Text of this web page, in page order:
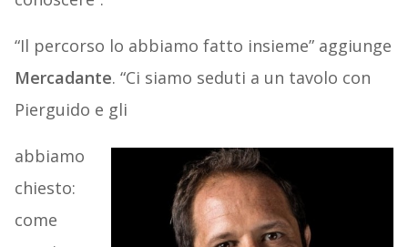
“Il percorso lo abbiamo fatto insieme” aggiunge
Mercadante. “Ci siamo seduti a un tavolo con
Pierguido e gli
abbiamo
chiesto:
come